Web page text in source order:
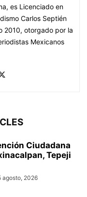
es Licenciado en
Carlos Septién
2010, otorgado por la
Mexicanos
Ciudadana
Tepeji
agosto, 2026